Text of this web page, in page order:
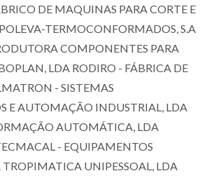
DE MAQUINAS PARA CORTE E
TERMOCONFORMADOS, S.A
COMPONENTES PARA
LDA RODIRO - FÁBRICA DE
- SISTEMAS
E AUTOMAÇÃO INDUSTRIAL, LDA
AUTOMÁTICA, LDA
- EQUIPAMENTOS
TROPIMATICA UNIPESSOAL, LDA